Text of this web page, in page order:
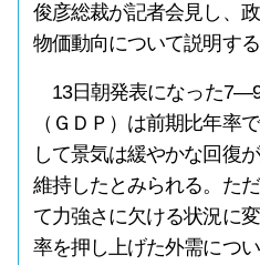
俊彦総裁が記者会見し、
物価動向について説明する
13日朝発表になった
（ＧＤＰ）は前期比年率
して景気は緩やかな回復
維持したとみられる。た
て力強さに欠ける状況に
率を押し上げた外需につ